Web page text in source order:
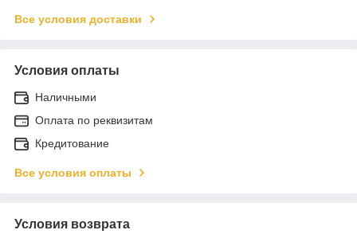
Все условия доставки
Условия оплаты
Наличными
Оплата по реквизитам
Кредитование
Все условия оплаты
Условия возврата